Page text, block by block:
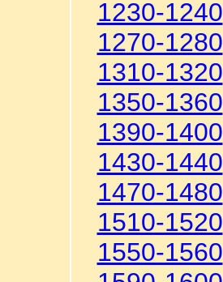
1230-1240
1270-1280
1310-1320
1350-1360
1390-1400
1430-1440
1470-1480
1510-1520
1550-1560